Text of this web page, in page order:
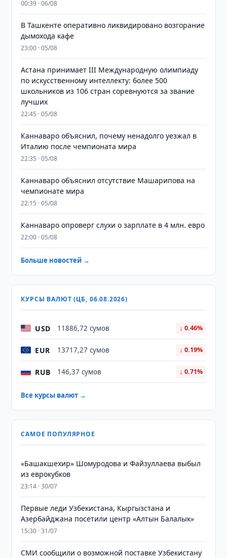
00:39 · 06/08
В Ташкенте оперативно ликвидировано возгорание
дымохода кафе
23:00 · 05/08
Астана принимает III Международную олимпиаду
по искусственному интеллекту: более 500
школьников из 106 стран соревнуются за звание
лучших
22:45 · 05/08
Каннаваро объяснил, почему ненадолго уезжал в
Италию после чемпионата мира
22:35 · 05/08
Каннаваро объяснил отсутствие Машарипова на
чемпионате мира
22:15 · 05/08
Каннаваро опроверг слухи о зарплате в 4 млн. евро
22:00 · 05/08
Больше новостей →
КУРСЫ ВАЛЮТ (ЦБ, 06.08.2026)
USD 11886,72 сумов ↓ 0.46%
EUR 13717,27 сумов ↓ 0.19%
RUB 146,37 сумов ↓ 0.71%
Все курсы валют →
САМОЕ ПОПУЛЯРНОЕ
«Башакшехир» Шомуродова и Файзуллаева выбыл
из еврокубков
23:14 · 30/07
Первые леди Узбекистана, Кыргызстана и
Азербайджана посетили центр «Алтын Балалык»
15:30 · 31/07
СМИ сообщили о возможной поставке Узбекистану